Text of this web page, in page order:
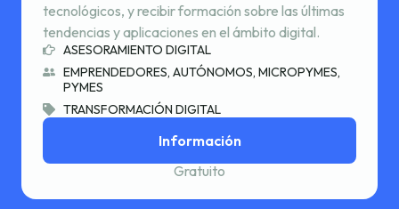
tecnológicos, y recibir formación sobre las últimas
tendencias y aplicaciones en el ámbito digital.
ASESORAMIENTO DIGITAL
EMPRENDEDORES, AUTÓNOMOS, MICROPYMES,
PYMES
TRANSFORMACIÓN DIGITAL
Información
Gratuito